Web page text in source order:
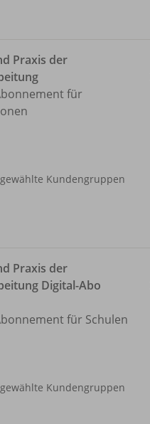
Praxis der
für
Kundengruppen
Praxis der
Digital-Abo
für Schulen
Kundengruppen